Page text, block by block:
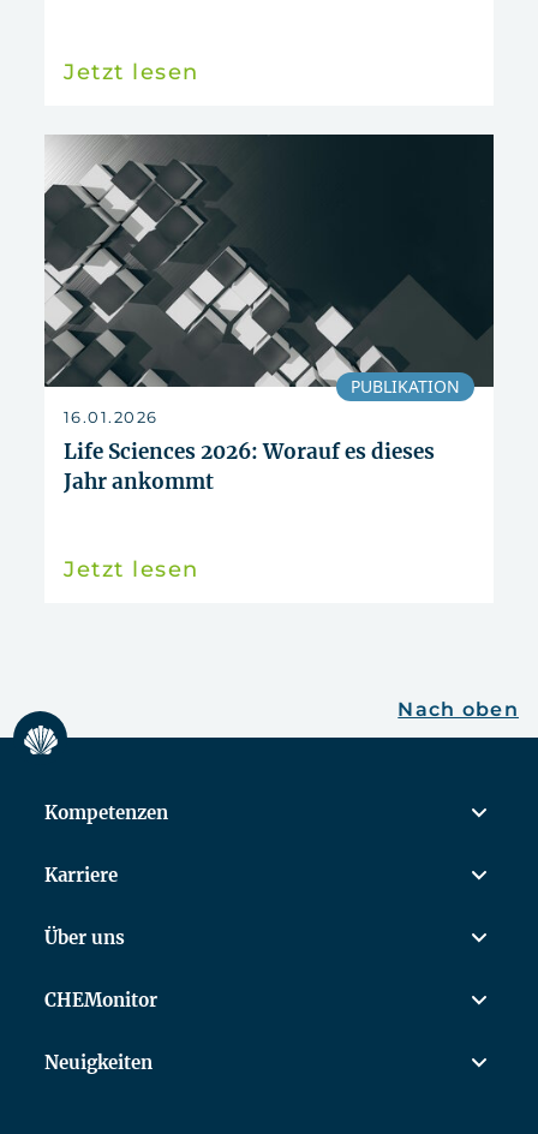
Jetzt lesen
PUBLIKATION
16.01.2026
Life Sciences 2026: Worauf es dieses
Jahr ankommt
Jetzt lesen
Nach oben
Kompetenzen
Karriere
Über uns
CHEMonitor
Neuigkeiten